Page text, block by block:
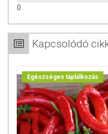
0
Kapcsolódó
Egészséges táplálkozás